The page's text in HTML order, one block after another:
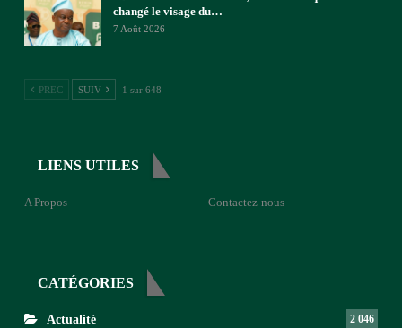
changé le visage du…
7 Août 2026
PREC SUIV 1 sur 648
LIENS UTILES
A Propos Contactez-nous
CATÉGORIES
Actualité 2 046